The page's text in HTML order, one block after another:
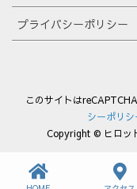
プライバシーポリシー
このサイトは
シーポリシ
Copyright © ヒロッ